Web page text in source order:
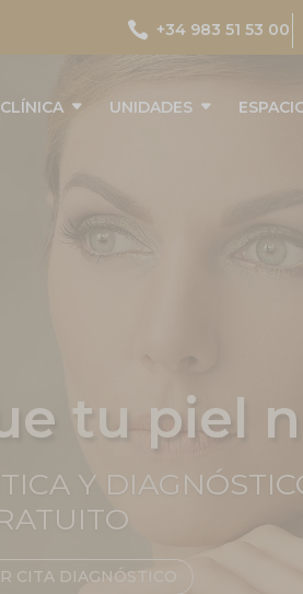
 +34 983 51 53 00
CLÍNICA UNIDADES
del